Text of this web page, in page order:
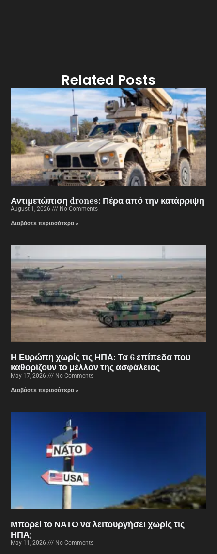
Related Posts
Αντιμετώπιση drones: Πέρα από την κατάρριψη
August 1, 2026 No Comments
Διαβάστε περισσότερα »
Η Ευρώπη χωρίς τις ΗΠΑ: Τα 6 επίπεδα που
καθορίζουν το μέλλον της ασφάλειας
May 17, 2026 No Comments
Διαβάστε περισσότερα »
Μπορεί το ΝΑΤΟ να λειτουργήσει χωρίς τις
ΗΠΑ;
May 11, 2026 No Comments